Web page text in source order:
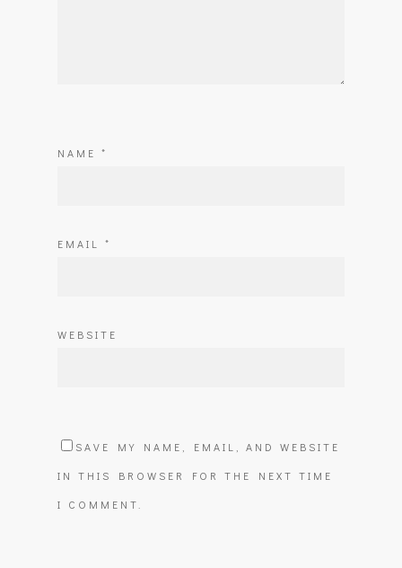
NAME *
EMAIL *
WEBSITE
SAVE MY NAME, EMAIL, AND WEBSITE
IN THIS BROWSER FOR THE NEXT TIME
I COMMENT.